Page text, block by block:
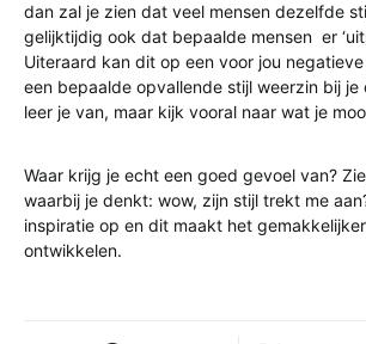
dan zal je zien dat veel mensen dezelfde
gelijktijdig ook dat bepaalde mensen er
Uiteraard kan dit op een voor jou
een bepaalde opvallende stijl weerzin bij
leer je van, maar kijk vooral naar wat je
Waar krijg je echt een goed gevoel van?
waarbij je denkt: wow, zijn stijl trekt me
inspiratie op en dit maakt het
ontwikkelen.